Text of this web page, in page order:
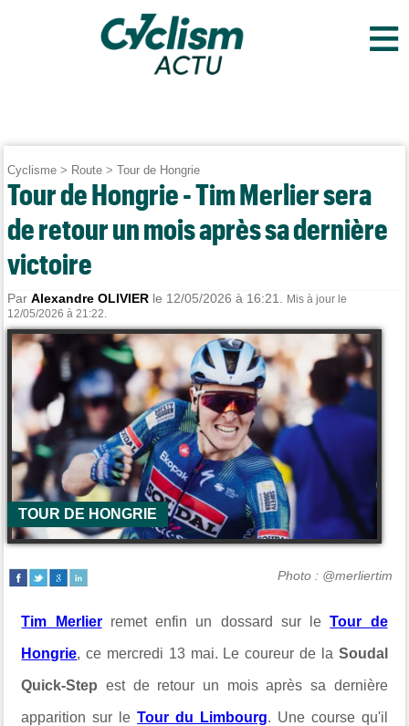
≡
Cyclisme > Route >Tour de Hongrie
Tour de Hongrie - Tim Merlier sera
de retour un mois après sa dernière
victoire
ParAlexandre OLIVIER le 12/05/2026 à 16:21.
Mis à jour le
12/05/2026 à 21:22.
TOUR DE HONGRIE
Photo : @merliertim
Tim Merlierremet enfin un dossard sur leTour de
Hongrie, ce mercredi 13 mai. Le coureur de la Soudal
Quick-Stepest de retour un mois après sa dernière
apparition sur leTour du Limbourg. Une course qu'il